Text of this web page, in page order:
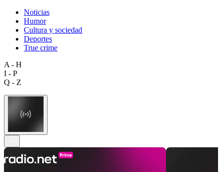
Noticias
Humor
Cultura y sociedad
Deportes
True crime
A - H
I - P
Q - Z